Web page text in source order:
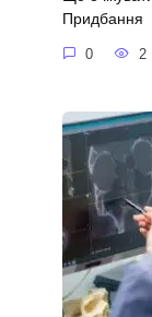
Придбання
0 2